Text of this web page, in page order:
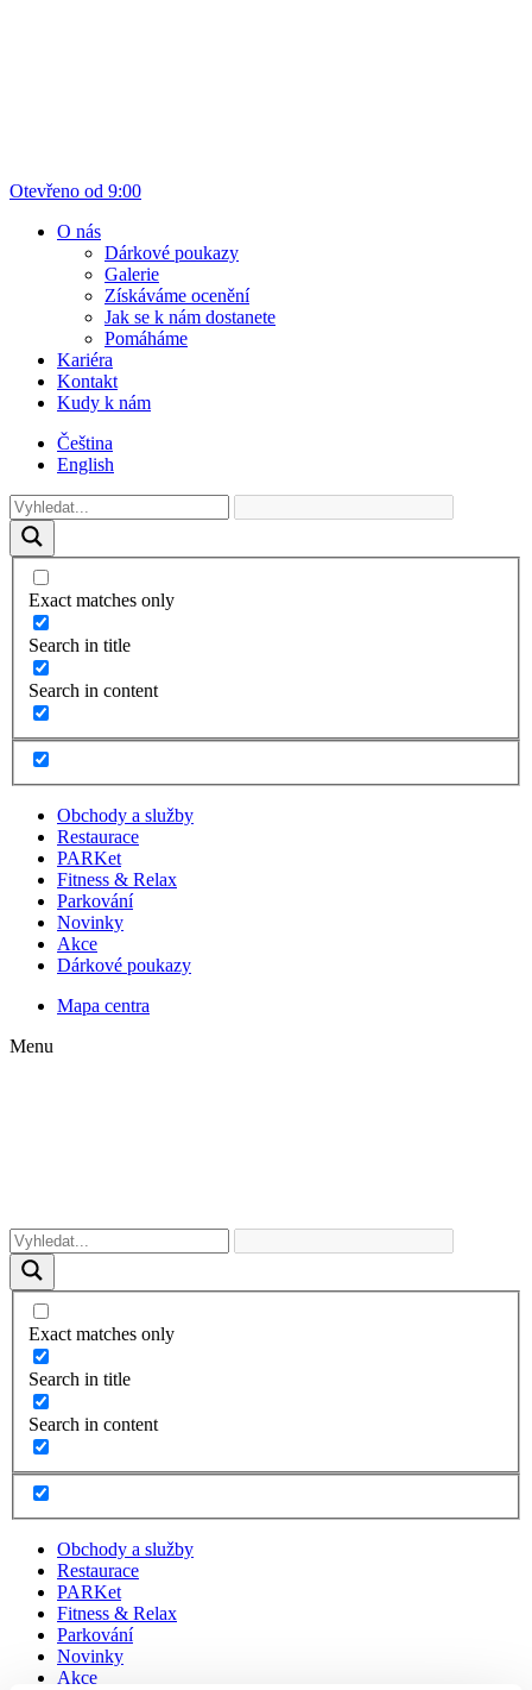
Otevřeno od 9:00
O nás
Dárkové poukazy
Galerie
Získáváme ocenění
Jak se k nám dostanete
Pomáháme
Kariéra
Kontakt
Kudy k nám
Čeština
English
Exact matches only
Search in title
Search in content
Obchody a služby
Restaurace
PARKet
Fitness & Relax
Parkování
Novinky
Akce
Dárkové poukazy
Mapa centra
Menu
Exact matches only
Search in title
Search in content
Obchody a služby
Restaurace
PARKet
Fitness & Relax
Parkování
Novinky
Akce